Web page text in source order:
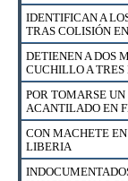
IDENTIFICAN A
TRAS COLISIÓN
DETIENEN A DOS
CUCHILLO A TRES
POR TOMARSE
ACANTILADO EN
CON MACHETE
LIBERIA